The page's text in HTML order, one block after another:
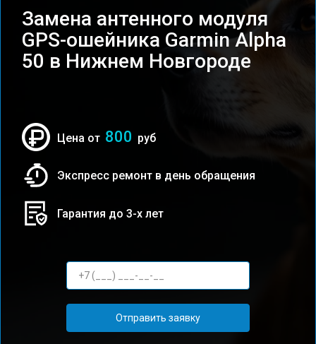
Замена антенного модуля
GPS-ошейника Garmin Alpha
50 в Нижнем Новгороде
Цена от 800 руб
Экспресс ремонт в день обращения
Гарантия до 3-х лет
Отправить заявку